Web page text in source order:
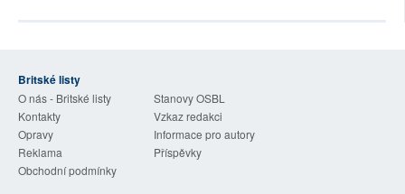
Britské listy
O nás - Britské listy
Stanovy OSBL
Kontakty
Vzkaz redakci
Opravy
Informace pro autory
Reklama
Příspěvky
Obchodní podmínky